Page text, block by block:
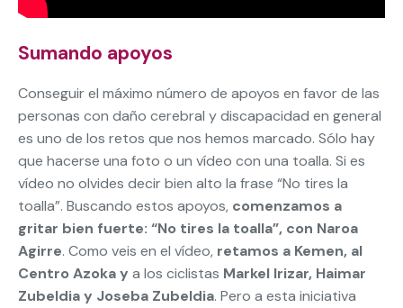
Sumando apoyos
Conseguir el máximo número de apoyos en favor de las
personas con daño cerebral y discapacidad en general
es uno de los retos que nos hemos marcado. Sólo hay
que hacerse una foto o un vídeo con una toalla. Si es
vídeo no olvides decir bien alto la frase “No tires la
toalla”. Buscando estos apoyos, comenzamos a
gritar bien fuerte: “No tires la toalla”, con Naroa
Agirre. Como veis en el vídeo, retamos a Kemen, al
Centro Azoka y a los ciclistas Markel Irizar, Haimar
Zubeldia y Joseba Zubeldia. Pero a esta iniciativa